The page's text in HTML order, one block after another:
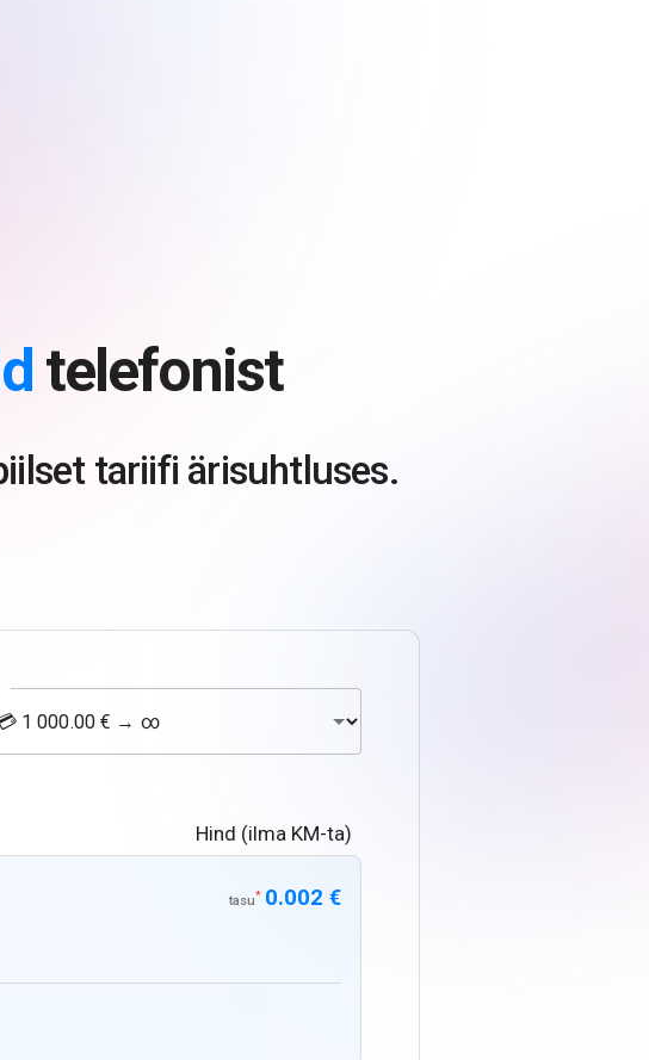
telefonist
tariifi ärisuhtluses.
Hind (ilma KM-ta)
tasu* 0.002 €